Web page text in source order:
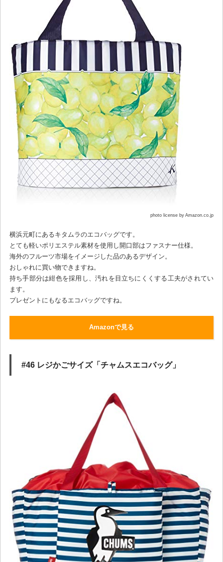
photo license by Amazon.co.jp
横浜元町にあるキタムラのエコバッグです。
とても軽いポリエステル素材を使用し開口部はファスナー仕様。
海外のフルーツ市場をイメージした品のあるデザイン。
おしゃれに買い物できますね。
持ち手部分は紺色を採用し、汚れを目立ちにくくする工夫がされてい
ます。
プレゼントにもなるエコバッグですね。
Amazonで見る
#46 レジかごサイズ「チャムスエコバッグ」